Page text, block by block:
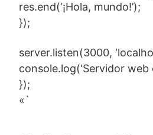
res.end(‘¡Hola, mundo!’);
});
server.listen(3000,
console.log(‘Servidor
});
«`